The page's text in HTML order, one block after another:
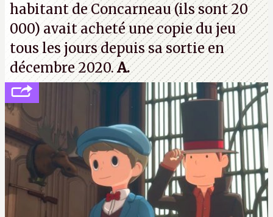
habitant de Concarneau (ils sont 20
000) avait acheté une copie du jeu
tous les jours depuis sa sortie en
décembre 2020.A.